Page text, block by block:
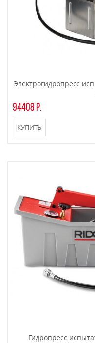
Электрогидропресс
94408 р.
КУПИТЬ
Гидропресс